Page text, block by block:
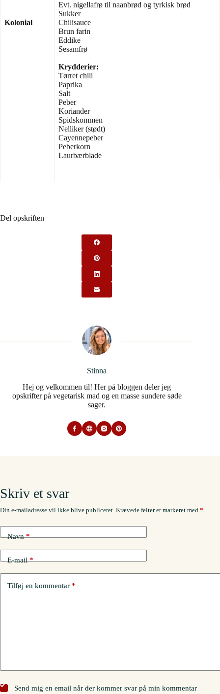
Kolonial
Evt. nigellafrø til naanbrød og tyrkisk brød
Sukker
Chilisauce
Brun farin
Eddike
Sesamfrø
Krydderier:
Tørret chili
Paprika
Salt
Peber
Koriander
Spidskommen
Nelliker (stødt)
Cayennepeber
Peberkorn
Laurbærblade
Del opskriften
Stinna
Hej og velkommen til! Her på bloggen deler jeg
opskrifter på vegetarisk mad og en masse sundere søde
sager.
Skriv et svar
Din e-mailadresse vil ikke blive publiceret. Krævede felter er markeret med *
Navn*
E-mail*
Tilføj en kommentar *
Send mig en email når der kommer svar på min kommentar